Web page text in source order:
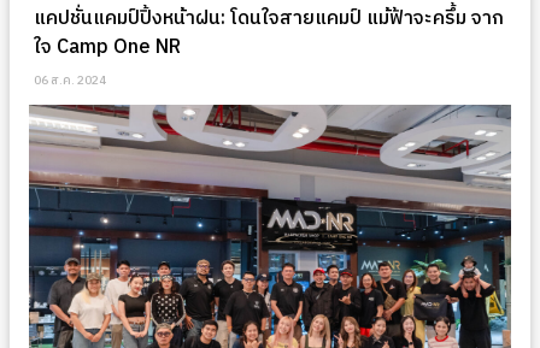
แคปชั่นแคมป์ปิ้งหน้าฝน: โดนใจสายแคมป์ แม้ฟ้าจะครึ้ม จาก
ใจ Camp One NR
06 ส.ค. 2024